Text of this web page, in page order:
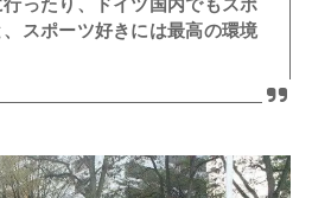
スポーツ好きには最高の環境